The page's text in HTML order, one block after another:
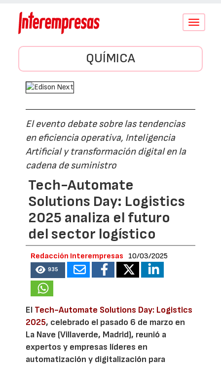
Conmutar
QUÍMICA
El evento debate sobre las tendencias
en eficiencia operativa, Inteligencia
Artificial y transformación digital en la
cadena de suministro
Tech-Automate
Solutions Day: Logistics
2025 analiza el futuro
del sector logístico
Redacción Interempresas 10/03/2025
935
El Tech-Automate Solutions Day: Logistics
2025, celebrado el pasado 6 de marzo en
La Nave (Villaverde, Madrid), reunió a
expertos y empresas líderes en
automatización y digitalización para